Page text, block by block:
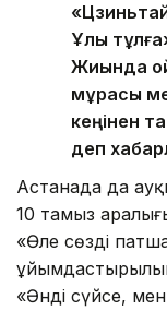
Ұлы
Жиында
мұрасы
кеңінен
деп
Астанада да
10 тамыз
«Өлең сөздің
«Әнді сүйсең,